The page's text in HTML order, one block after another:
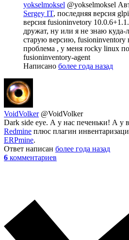
yokselmoksel @yokselmoksel
Sergey IT, последняя версия
версия fusioninvetory
дружат, ну или я не знаю куда-
старую версию, fusioninventory
проблема , у меня rocky linux
fusioninventory-agent
Написано более года назад
VoidVolker @VoidVolker
Dark side eye. А у нас печеньки! А у
Redmine плюс плагин
ERPmine.
Ответ написан более года назад
6 комментариев